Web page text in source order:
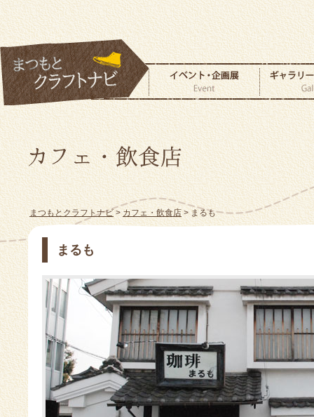
まつもとクラフトナビ>カフェ・飲食店> まるも
まるも